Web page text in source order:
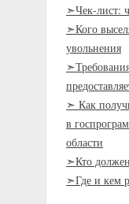
➣Чек-лист:
➣Кого
увольнения
➣ Как
в
области
➣Кто
➣Где и кем